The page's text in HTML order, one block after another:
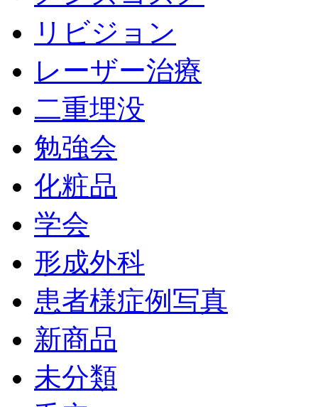
リビジョン
レーザー治療
二重埋没
勉強会
化粧品
学会
形成外科
患者様症例写真
新商品
未分類